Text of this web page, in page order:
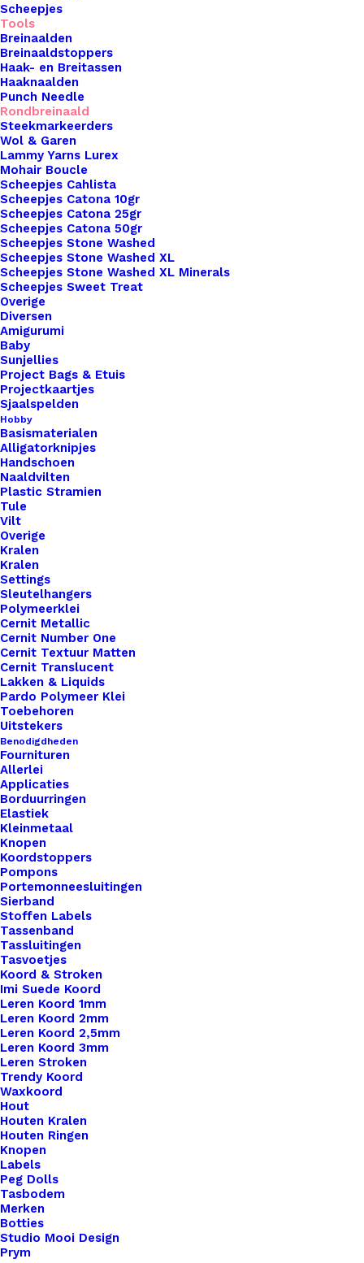
Scheepjes
Tools
Breinaalden
Breinaaldstoppers
Haak- en Breitassen
Haaknaalden
Punch Needle
Rondbreinaald
Steekmarkeerders
Wol & Garen
Lammy Yarns Lurex
Mohair Boucle
Scheepjes Cahlista
Scheepjes Catona 10gr
Scheepjes Catona 25gr
Scheepjes Catona 50gr
Scheepjes Stone Washed
Scheepjes Stone Washed XL
Scheepjes Stone Washed XL Minerals
Scheepjes Sweet Treat
Overige
Diversen
Amigurumi
Baby
Sunjellies
Project Bags & Etuis
Projectkaartjes
Sjaalspelden
Hobby
Basismaterialen
Alligatorknipjes
Handschoen
Naaldvilten
Plastic Stramien
Tule
Vilt
Overige
Kralen
Kralen
Settings
Sleutelhangers
Polymeerklei
Cernit Metallic
Cernit Number One
Cernit Textuur Matten
Cernit Translucent
Lakken & Liquids
Pardo Polymeer Klei
Toebehoren
Uitstekers
Benodigdheden
Fournituren
Allerlei
Applicaties
Borduurringen
Elastiek
Kleinmetaal
Knopen
Koordstoppers
Pompons
Portemonneesluitingen
Sierband
Stoffen Labels
Tassenband
Tassluitingen
Tasvoetjes
Koord & Stroken
Imi Suede Koord
Leren Koord 1mm
Leren Koord 2mm
Leren Koord 2,5mm
Leren Koord 3mm
Leren Stroken
Trendy Koord
Waxkoord
Hout
Houten Kralen
Houten Ringen
Knopen
Labels
Peg Dolls
Tasbodem
Merken
Botties
Studio Mooi Design
Prym
5.00mm. Artikelen met de codes [L] zijn
uitwisselbaar met andere artikelen met de code
[L] en punten in de maten 5.50 – 10.00mm. De
schroefmaat (S of L) is gegraveerd in de punt;
deze maten van de kabels en accessoires vindt u
terug in de artikelnummers. Let op: de MINI serie
is alleen met behulp van speciale koppelstukjes
te combineren met de Small en Large series van
ChiaoGoo TWIST & SPIN.
1 op voorraad
Chiaogoo
Twist
Red
Kabels
35cm
Large
aantal
Toevoegen aan verlanglijst
Artikelnummer
Categorie
Binnen 1-3 werkdagen verzonden
Overzicht
Nog meer leuks!
Haakpatroon Geblokte Pannenlap
€6,95